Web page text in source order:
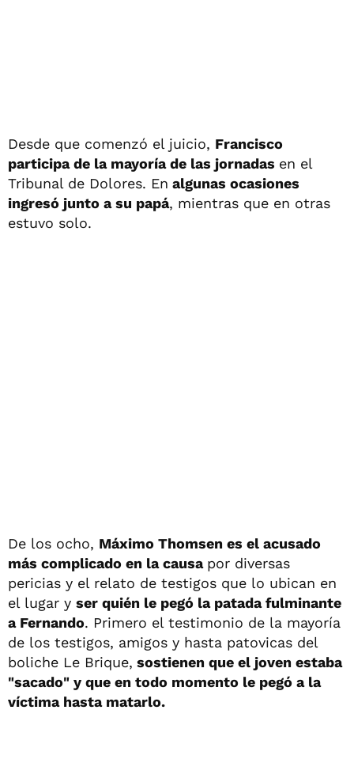
Desde que comenzó el juicio, Francisco
participa de la mayoría de las jornadas en el
Tribunal de Dolores. En algunas ocasiones
ingresó junto a su papá, mientras que en otras
estuvo solo.
De los ocho, Máximo Thomsen es el acusado
más complicado en la causa por diversas
pericias y el relato de testigos que lo ubican en
el lugar y ser quién le pegó la patada fulminante
a Fernando. Primero el testimonio de la mayoría
de los testigos, amigos y hasta patovicas del
boliche Le Brique, sostienen que el joven estaba
"sacado" y que en todo momento le pegó a la
víctima hasta matarlo.